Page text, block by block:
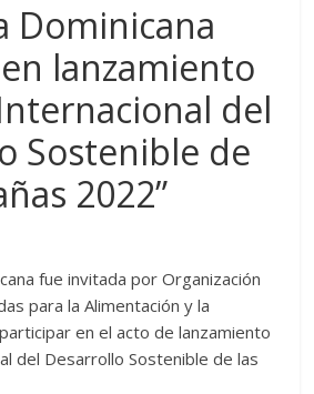
Dominicana
lanzamiento
del
Sostenible de
2022”
fue invitada por Organización
para la Alimentación y la
en el acto de lanzamiento
del Desarrollo Sostenible de las